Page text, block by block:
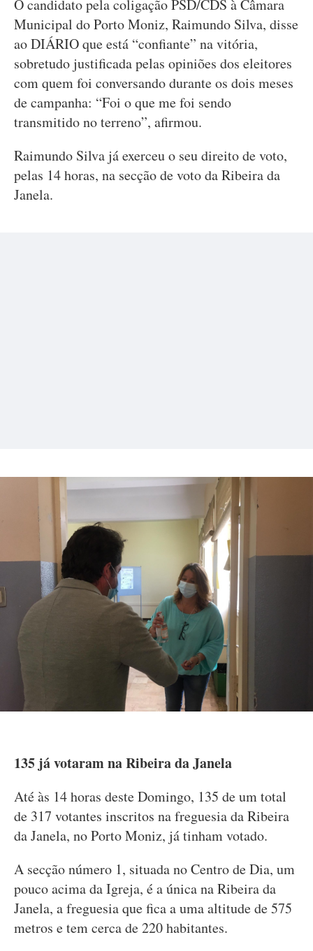
O candidato pela coligação PSD/CDS à Câmara
Municipal do Porto Moniz, Raimundo Silva, disse
ao DIÁRIO que está “confiante” na vitória,
sobretudo justificada pelas opiniões dos eleitores
com quem foi conversando durante os dois meses
de campanha: “Foi o que me foi sendo
transmitido no terreno”, afirmou.
Raimundo Silva já exerceu o seu direito de voto,
pelas 14 horas, na secção de voto da Ribeira da
Janela.
135 já votaram na Ribeira da Janela
Até às 14 horas deste Domingo, 135 de um total
de 317 votantes inscritos na freguesia da Ribeira
da Janela, no Porto Moniz, já tinham votado.
A secção número 1, situada no Centro de Dia, um
pouco acima da Igreja, é a única na Ribeira da
Janela, a freguesia que fica a uma altitude de 575
metros e tem cerca de 220 habitantes.